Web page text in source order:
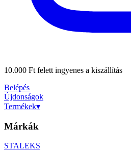
10.000 Ft felett ingyenes a kiszállítás
Belépés
Újdonságok
Termékek▾
Márkák
STALEKS